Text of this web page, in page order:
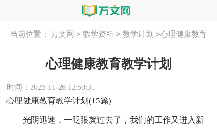
当前位置： 万文网 > 教学资料 > 教学计划 >心理健康教育
心理健康教育教学计划
时间：2025-11-26 12:50:31
心理健康教育教学计划(15篇)
光阴迅速，一眨眼就过去了，我们的工作又进入新